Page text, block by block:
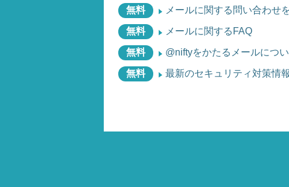
無料 メールに関する問い合わせ
無料 メールに関するFAQ
無料 @niftyをかたるメールにつ
無料 最新のセキュリティ対策情